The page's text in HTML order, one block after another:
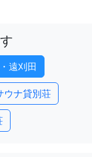
遠刈田
ウナ貸別荘